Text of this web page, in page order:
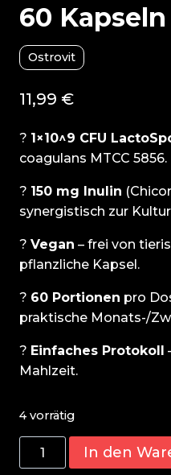
60 Kapseln
Ostrovit
11,99 €
? 1×10^9 CFU
coagulans MTCC 5856.
? 150 mg Inulin
synergistisch zur
? Vegan – frei von
pflanzliche Kapsel.
? 60 Portionen pro
praktische Monats-/
? Einfaches Protokoll
Mahlzeit.
4 vorrätig
Ostrovit
Pharma
In den